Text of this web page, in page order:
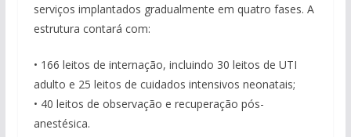
serviços implantados gradualmente em quatro fases. A
estrutura contará com:
• 166 leitos de internação, incluindo 30 leitos de UTI
adulto e 25 leitos de cuidados intensivos neonatais;
• 40 leitos de observação e recuperação pós-
anestésica.